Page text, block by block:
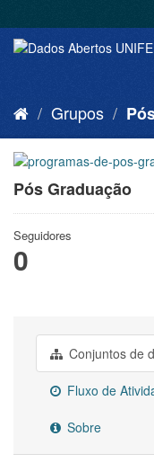
Grupos
Pós Graduação
Seguidores
0
Conjuntos de
Fluxo de
Sobre